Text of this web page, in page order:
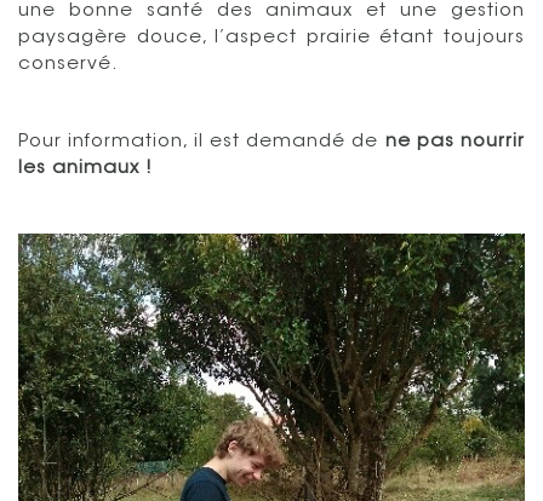
une bonne santé des animaux et une gestion
paysagère douce, l’aspect prairie étant toujours
conservé.
Pour information, il est demandé de ne pas nourrir
les animaux !